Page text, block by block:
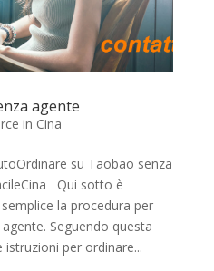
agente
in Cina
su Taobao senza
Qui sotto è
la procedura per
Seguendo questa
per ordinare...